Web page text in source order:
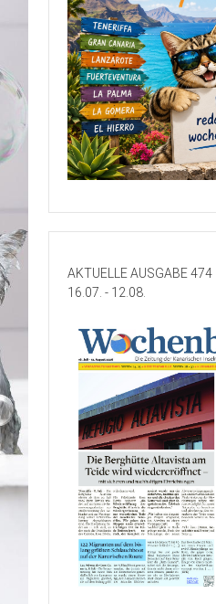
AKTUELLE AUSGABE 474
16.07. - 12.08.